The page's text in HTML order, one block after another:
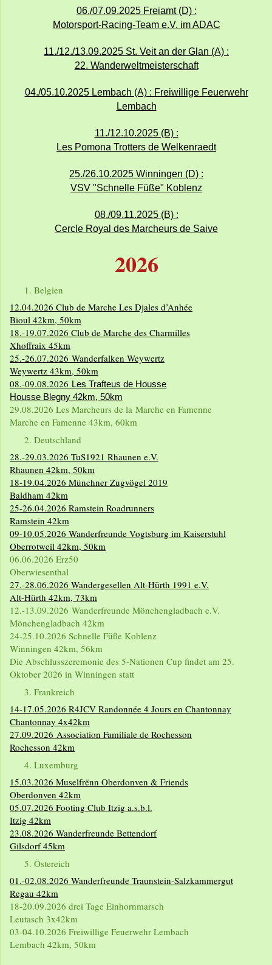
06./07.09.2025 Freiamt (D) :
Motorsport-Racing-Team e.V. im ADAC
11./12./13.09.2025 St. Veit an der Glan (A) :
22. Wanderweltmeisterschaft
04./05.10.2025 Lembach (A) : Freiwillige Feuerwehr
Lembach
11./12.10.2025 (B) :
Les Pomona Trotters de Welkenraedt
25./26.10.2025 Winningen (D) :
VSV "Schnelle Füße" Koblenz
08./09.11.2025 (B) :
Cercle Royal des Marcheurs de Saive
2026
Belgien
12.04.2026 Club de Marche Les Djales d’Anhée
Bioul 42km, 50km
18.-19.07.2026 Club de Marche des Charmilles
Xhoffraix 45km
25.-26.07.2026 Wanderfalken Weywertz
Weywertz 43km, 50km
08.-09.08.2026 Les Trafteus de Housse
Housse Blegny 42km, 50km
29.08.2026 Les Marcheurs de la Marche en Famenne
Marche en Famenne 43km, 60km
Deutschland
28.-29.03.2026 TuS1921 Rhaunen e.V.
Rhaunen 42km, 50km
18-19.04.2026 Münchner Zugvögel 2019
Baldham 42km
25-26.04.2026 Ramstein Roadrunners
Ramstein 42km
09-10.05.2026 Wanderfreunde Vogtsburg im Kaiserstuhl
Oberrotweil 42km, 50km
06.06.2026 Erz50
Oberwiesenthal
27.-28.06.2026 Wandergesellen Alt-Hürth 1991 e.V.
Alt-Hürth 42km, 73km
12.-13.09.2026 Wanderfreunde Mönchengladbach e.V.
Mönchengladbach 42km
24-25.10.2026 Schnelle Füße Koblenz
Winningen 42km, 56km
Die Abschlusszeremonie des 5-Nationen Cup findet am 25.
Oktober 2026 in Winningen statt
Frankreich
14-17.05.2026 R4JCV Randonnée 4 Jours en Chantonnay
Chantonnay 4x42km
27.09.2026 Association Familiale de Rochesson
Rochesson 42km
Luxemburg
15.03.2026 Muselfrënn Oberdonven & Friends
Oberdonven 42km
05.07.2026 Footing Club Itzig a.s.b.l.
Itzig 42km
23.08.2026 Wanderfreunde Bettendorf
Gilsdorf 45km
Östereich
01.-02.08.2026 Wanderfreunde Traunstein-Salzkammergut
Regau 42km
18-20.09.2026 drei Tage Einhornmarsch
Leutasch 3x42km
03-04.10.2026 Freiwillige Feuerwehr Lembach
Lembach 42km, 50km